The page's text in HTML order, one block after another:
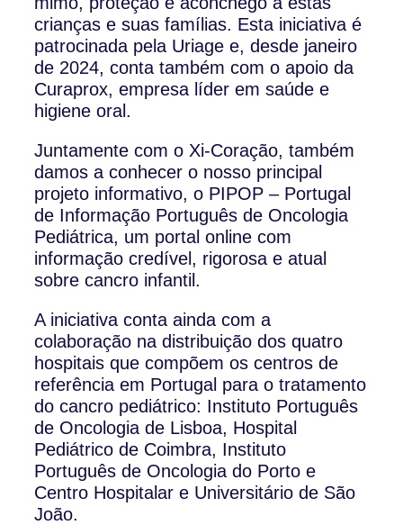
crianças e suas famílias. Esta iniciativa é
patrocinada pela Uriage e, desde janeiro
de 2024, conta também com o apoio da
Curaprox, empresa líder em saúde e
higiene oral.
Juntamente com o Xi-Coração, também
damos a conhecer o nosso principal
projeto informativo, o PIPOP – Portugal
de Informação Português de Oncologia
Pediátrica, um portal online com
informação credível, rigorosa e atual
sobre cancro infantil.
A iniciativa conta ainda com a
colaboração na distribuição dos quatro
hospitais que compõem os centros de
referência em Portugal para o tratamento
do cancro pediátrico: Instituto Português
de Oncologia de Lisboa, Hospital
Pediátrico de Coimbra, Instituto
Português de Oncologia do Porto e
Centro Hospitalar e Universitário de São
João.